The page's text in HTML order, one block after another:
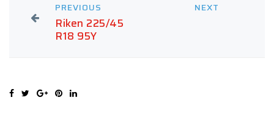
PREVIOUS
Riken 225/45
R18 95Y
NEXT